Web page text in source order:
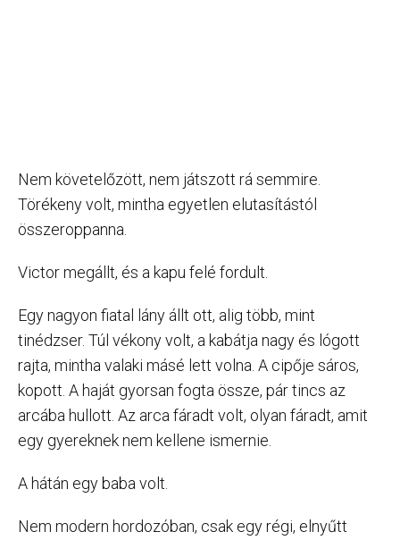
Nem követelőzött, nem játszott rá semmire.
Törékeny volt, mintha egyetlen elutasítástól
összeroppanna.
Victor megállt, és a kapu felé fordult.
Egy nagyon fiatal lány állt ott, alig több, mint
tinédzser. Túl vékony volt, a kabátja nagy és lógott
rajta, mintha valaki másé lett volna. A cipője sáros,
kopott. A haját gyorsan fogta össze, pár tincs az
arcába hullott. Az arca fáradt volt, olyan fáradt, amit
egy gyereknek nem kellene ismernie.
A hátán egy baba volt.
Nem modern hordozóban, csak egy régi, elnyűtt